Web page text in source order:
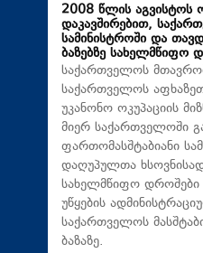
2008 წლის აგვისტოს
დაკავშირებით,
სამინისტროში და
ბაზებზე სახელმწიფო
საქართველოს
საქართველოს
უკანონო ოკუპაციის
მიერ საქართველოში
ფართომასშტაბიანი
დაღუპულთა
სახელმწიფო დროშები
უწყების
საქართველოს
ბაზაზე.